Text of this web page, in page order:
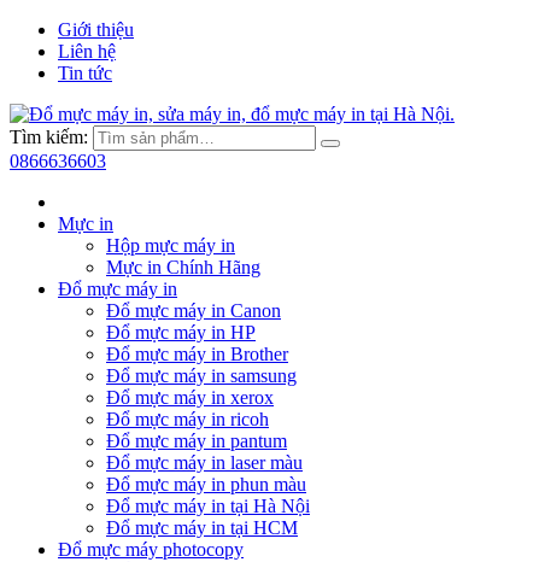
Giới thiệu
Liên hệ
Tin tức
Tìm kiếm:
0866636603
Mực in
Hộp mực máy in
Mực in Chính Hãng
Đổ mực máy in
Đổ mực máy in Canon
Đổ mực máy in HP
Đổ mực máy in Brother
Đổ mực máy in samsung
Đổ mực máy in xerox
Đổ mực máy in ricoh
Đổ mực máy in pantum
Đổ mực máy in laser màu
Đổ mực máy in phun màu
Đổ mực máy in tại Hà Nội
Đổ mực máy in tại HCM
Đổ mực máy photocopy